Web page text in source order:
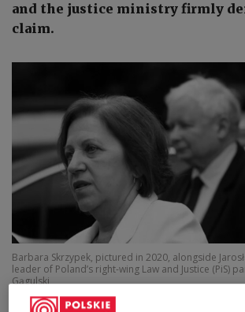
and the justice ministry firmly
claim.
Barbara Skrzypek, pictured in 2020, alongside
leader of Poland’s right-wing Law and Justice (PiS)
Gągulski